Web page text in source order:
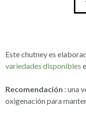
Este chutney es
variedades disponibles
Recomendación : una
oxigenación para